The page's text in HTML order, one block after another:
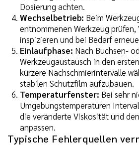
Dosierung achten.
Wechselbetrieb: Beim
entnommenen Werkzeug prüfen,
inspizieren und bei Bedarf
Einlaufphase: Nach Buchsen-
Werkzeugaustausch in den
kürzere Nachschmierintervalle
stabilen Schutzfilm aufzubauen.
Temperaturfenster: Bei sehr
Umgebungstemperaturen
die veränderte Viskosität und
anpassen.
Typische Fehlerquellen